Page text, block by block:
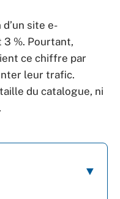
site e-
%. Pourtant,
ce chiffre par
leur trafic.
taille du catalogue, ni